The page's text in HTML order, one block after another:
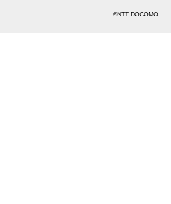
©NTT DOCOMO